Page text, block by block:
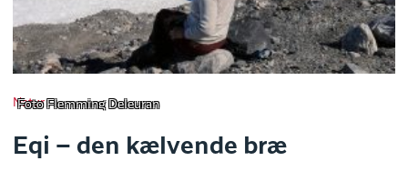
Foto Flemming Deleuran
Natur
Eqi – den kælvende bræ